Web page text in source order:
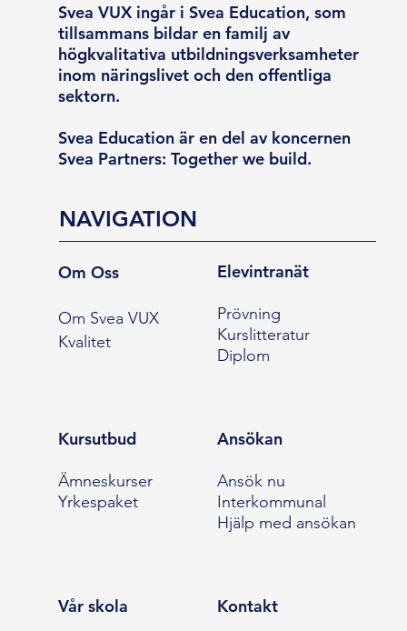
Svea VUX ingår i Svea Education, som
tillsammans bildar en familj av
högkvalitativa utbildningsverksamheter
inom näringslivet och den offentliga
sektorn.
Svea Education är en del av koncernen
Svea Partners: Together we build.
NAVIGATION
Om Oss
Om Svea VUX
Kvalitet
Elevintranät
Prövning
Kurslitteratur
Diplom
Kursutbud
Ämneskurser
Yrkespaket
Ansökan
Ansök nu
Interkommunal
Hjälp med ansökan
Vår skola Kontakt